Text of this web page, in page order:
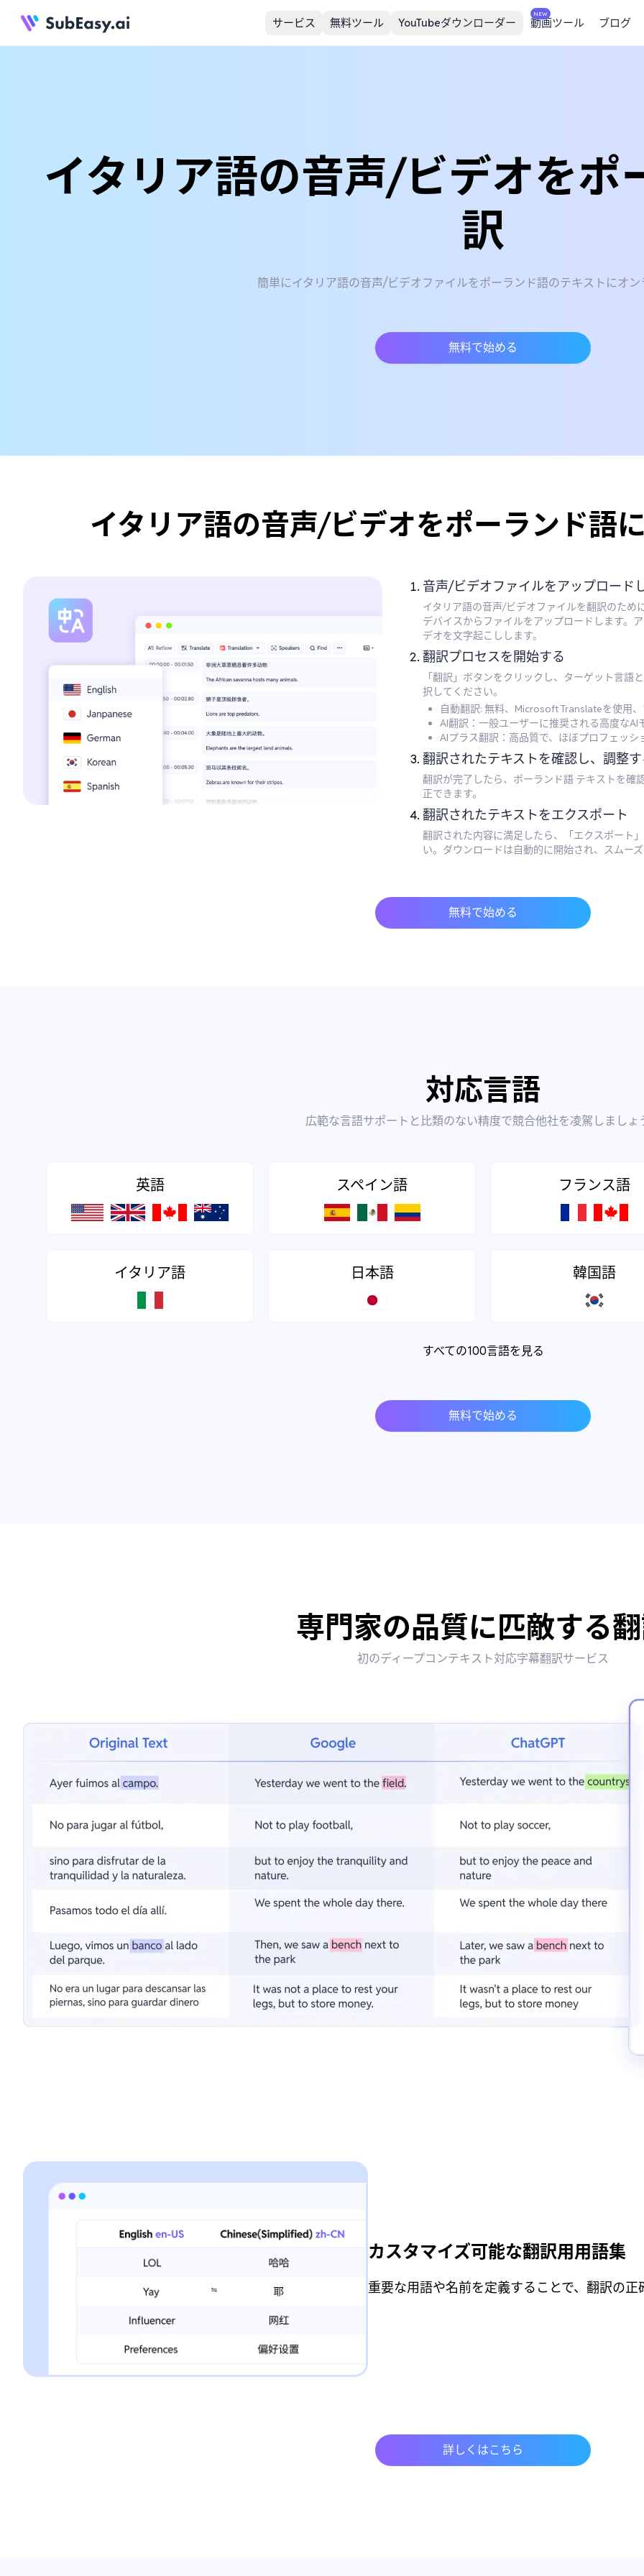
サービス 無料ツール YouTubeダウンローダー
NEW
動画ツール ブログ
イタリア語の音声/ビデオをポ
訳
簡単にイタリア語の音声/ビデオファイルをポーランド語のテキストにオ
無料で始める
イタリア語の音声/ビデオをポーランド語
音声/ビデオファイルをアップロード
イタリア語の音声/ビデオファイルを翻訳のた
デバイスからファイルをアップロードします。
デオを文字起こしします。
翻訳プロセスを開始する
「翻訳」ボタンをクリックし、ターゲット言
択してください。
自動翻訳: 無料、Microsoft Translateを使用
AI翻訳：一般ユーザーに推奨される高度な
AIプラス翻訳：高品質で、ほぼプロフェッ
翻訳されたテキストを確認し、調整
翻訳が完了したら、ポーランド語 テキストを確
正できます。
翻訳されたテキストをエクスポート
翻訳された内容に満足したら、「エクスポート
い。ダウンロードは自動的に開始され、スムー
無料で始める
対応言語
広範な言語サポートと比類のない精度で競合他社を凌駕しましょ
英語 スペイン語 フランス語
イタリア語 日本語 韓国語
すべての100言語を見る
無料で始める
専門家の品質に匹敵する
初のディープコンテキスト対応字幕翻訳サービス
カスタマイズ可能な翻訳用用語集
重要な用語や名前を定義することで、翻訳の
詳しくはこちら